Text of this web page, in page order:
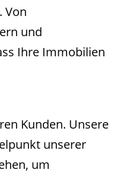
Von
und
Ihre Immobilien
Kunden. Unsere
unserer
um